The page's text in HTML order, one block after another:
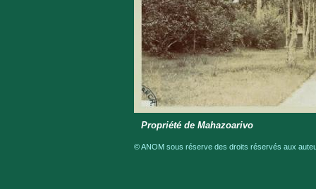
Propriété de Mahazoarivo
© ANOM sous réserve des droits réservés aux